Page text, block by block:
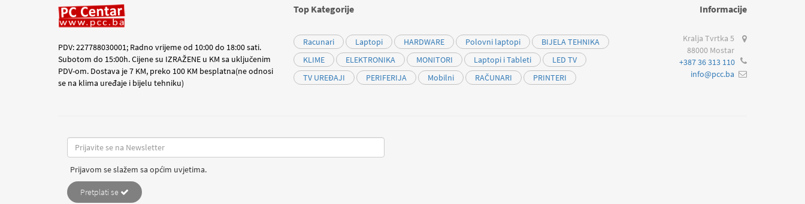
PDV: 227788030001; Radno vrijeme od 10:00 do 18:00 sati.
Subotom do 15:00h. Cijene su IZRAŽENE u KM sa uključenim
PDV-om. Dostava je 7 KM, preko 100 KM besplatna(ne odnosi
se na klima uređaje i bijelu tehniku)
Top Kategorije
Racunari Laptopi HARDWARE Polovni laptopi
BIJELA TEHNIKA
KLIME
ELEKTRONIKA MONITORI Laptopi i Tableti
LED TV
TV UREĐAJI
PERIFERIJA Mobilni RAČUNARI PRINTERI
Informacije
Kralja Tvrtka 5
88000 Mostar
+387 36 313 110
info@pcc.ba
Prijavom se slažem sa općim uvjetima.
Pretplati se